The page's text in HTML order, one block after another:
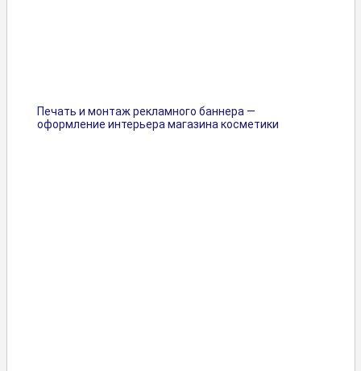
Печать и монтаж рекламного баннера —
оформление интерьера магазина косметики